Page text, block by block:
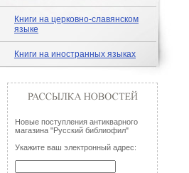
Книги на церковно-славянском
языке
Книги на иностранных языках
Новые поступления антикварного
магазина "Русский библиофил"
Укажите ваш электронный адрес: